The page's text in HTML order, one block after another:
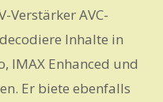
Verstärker AVC-
Inhalte in
IMAX Enhanced und
Er biete ebenfalls